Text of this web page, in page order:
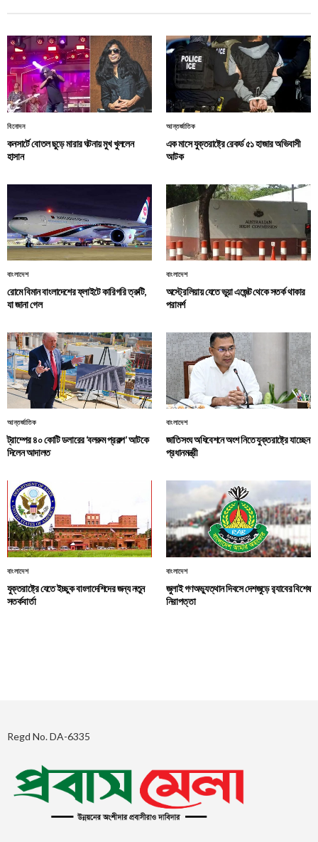
বিনোদন
কনসার্টে বোতল ছুড়ে মারার ঘটনায় মুখ খুললেন
হাসান
আন্তর্জাতিক
এক মাসে যুক্তরাষ্ট্রে রেকর্ড ৫১ হাজার অভিবাসী
আটক
বাংলাদেশ
রোমে বিমান বাংলাদেশের ফ্লাইটে কারিগরি ত্রুটি,
যা জানা গেল
বাংলাদেশ
অস্ট্রেলিয়ায় যেতে ভুয়া এজেন্ট থেকে সতর্ক থাকার
পরামর্শ
আন্তর্জাতিক
ট্রাম্পের ৪০ কোটি ডলারের ‘বলরুম প্রকল্প’ আটকে
দিলেন আদালত
বাংলাদেশ
জাতিসংঘ অধিবেশনে অংশ নিতে যুক্তরাষ্ট্রে যাচ্ছেন
প্রধানমন্ত্রী
বাংলাদেশ
যুক্তরাষ্ট্রে যেতে ইচ্ছুক বাংলাদেশিদের জন্য নতুন
সতর্কবার্তা
বাংলাদেশ
জুলাই গণঅভ্যুত্থান দিবসে দেশজুড়ে র‌্যাবের বিশেষ
নিরাপত্তা
Regd No. DA-6335